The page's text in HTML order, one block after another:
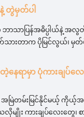
တွဲမှတ်ပါ
ာသာပြန်အဓိပ္ပါယ်နဲ့ အ
တ်သားတာက ပိုမြင်လွယ်၊ မှ
တဲ့နေရာမှာ ပုံကားချပ်လ
ြဲတမ်းမြင်နိုင်မယ့် ကိုယ့်အခန်
မျိုး ကားချပ်လေးတွေ၊ စ